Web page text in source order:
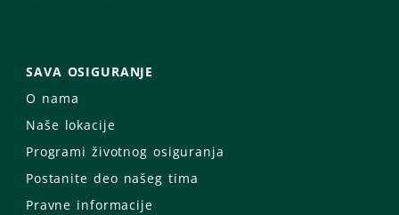
SAVA OSIGURANJE
O nama
Naše lokacije
Programi životnog osiguranja
Postanite deo našeg tima
Pravne informacije